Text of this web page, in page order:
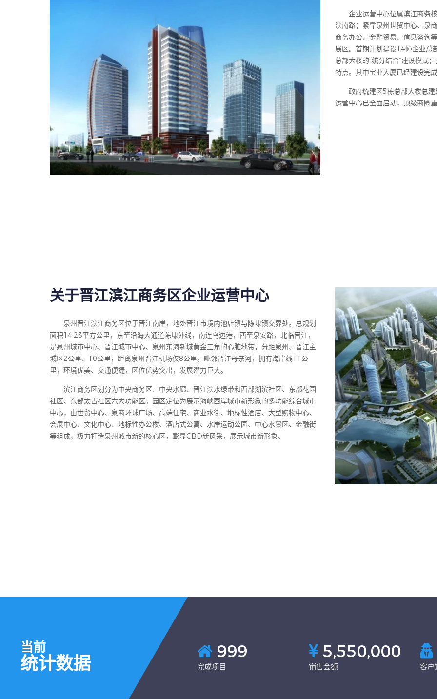
企业运营中心位属滨江商务
滨南路；紧靠泉州世贸中心、泉
商务办公、金融贸易、信息咨询
展区。 首期计划建设14幢企业总
总部大楼的“统分结合”建设模式
特点。其中宝业大厦已经建设完
政府统建区5栋总部大楼总
运营中心已全面启动，顶级商圈
关于晋江滨江商务区企业运营中心
泉州晋江滨江商务区位于晋江南岸，地处晋江市境内池店镇与陈埭镇交界处。总规划
面积14.23平方公里，东至沿海大通道陈埭外线，南连乌边港，西至泉安路，北临晋江，
是泉州城市中心、晋江城市中心、泉州东海新城黄金三角的心脏地带，分距泉州、晋江主
城区2公里、10公里，距离泉州晋江机场仅8公里。毗邻晋江母亲河，拥有海岸线11公
里，环境优美、交通便捷，区位优势突出，发展潜力巨大。
滨江商务区划分为中央商务区、中央水廊、晋江滨水绿带和西部湖滨社区、东部花园
社区、东部太古社区六大功能区。园区定位为展示海峡西岸城市新形象的多功能综合城市
中心，由世贸中心、泉商环球广场、高端住宅、商业水街、地标性酒店、大型购物中心、
会展中心、文化中心、地标性办公楼、酒店式公寓、水岸运动公园、中心水景区、金融街
等组成，极力打造泉州城市新的核心区，彰显CBD新风采，展示城市新形象。
当前
统计数据
999
完成项目
5,550,000
销售金额 客户